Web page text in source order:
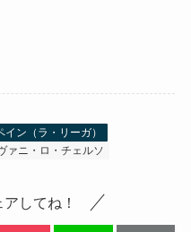
イン（ラ・リーガ）
ァニ・ロ・チェルソ
してね！